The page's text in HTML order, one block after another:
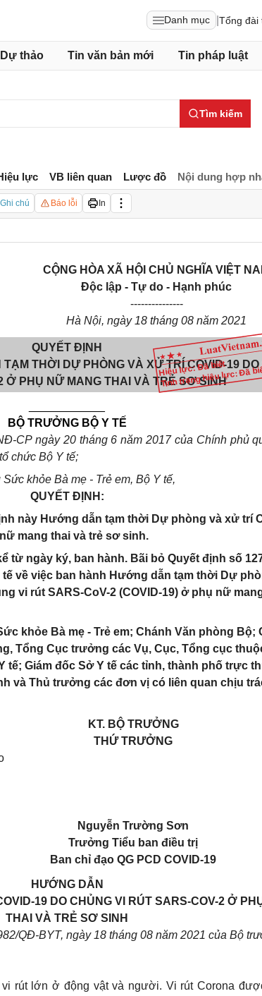
Danh mục Tổng đài
Dự thảo Tin văn bản mới Tin pháp luật
Tìm kiếm
lực VB liên quan Lược đồ Nội dung hợp
Ghi chú Báo lỗi In
Hiệu lực: Đã biết
Tình trạng hiệu lực: Đã
CỘNG HÒA XÃ HỘI CHỦ NGHĨA VIỆT
Độc lập - Tự do - Hạnh phúc
---------------
Hà Nội, ngày 18 tháng 08 năm 2021
QUYẾT ĐỊNH
THỜI DỰ PHÒNG VÀ XỬ TRÍ COVID-19 DO
Ở PHỤ NỮ MANG THAI VÀ TRẺ SƠ SINH
BỘ TRƯỞNG BỘ Y TẾ
CP ngày 20 tháng 6 năm 2017 của Chính phủ
chức Bộ Y tế;
khỏe Bà mẹ - Trẻ em, Bộ Y tế,
QUYẾT ĐỊNH:
này Hướng dẫn tạm thời Dự phòng và xử trí
mang thai và trẻ sơ sinh.
từ ngày ký, ban hành. Bãi bỏ Quyết định số
về việc ban hành Hướng dẫn tạm thời Dự
vi rút SARS-CoV-2 (COVID-19) ở phụ nữ
khỏe Bà mẹ - Trẻ em; Chánh Văn phòng Bộ;
Tổng Cục trưởng các Vụ, Cục, Tổng cục
tế; Giám đốc Sở Y tế các tỉnh, thành phố trực
và Thủ trưởng các đơn vị có liên quan chịu
KT. BỘ TRƯỞNG
THỨ TRƯỞNG
Nguyễn Trường Sơn
Trưởng Tiểu ban điều trị
Ban chỉ đạo QG PCD COVID-19
HƯỚNG DẪN
19 DO CHỦNG VI RÚT SARS-COV-2 Ở
THAI VÀ TRẺ SƠ SINH
QĐ-BYT, ngày 18 tháng 08 năm 2021 của Bộ
rút lớn ở động vật và người. Vi rút Corona